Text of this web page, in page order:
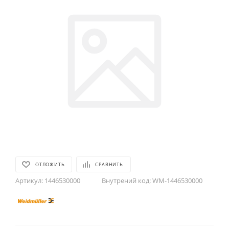
ОТЛОЖИТЬ СРАВНИТЬ
Артикул: 1446530000 Внутрений код:WM-1446530000